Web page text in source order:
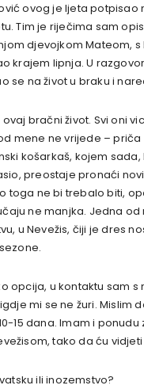
ovog je ljeta potpisao
Tim je riječima sam
djevojkom Mateom, s
krajem lipnja. U
se na život u braku i
bračni život. Svi oni
mene ne vrijede – priča
košarkaš, kojem sada,
preostaje pronaći
toga ne bi trebalo biti,
ne manjka. Jedna od
u Nevežis, čiji je dres
opcija, u kontaktu sam s
mi se ne žuri. Mislim
15 dana. Imam i ponudu
tako da ću
ili inozemstvo?